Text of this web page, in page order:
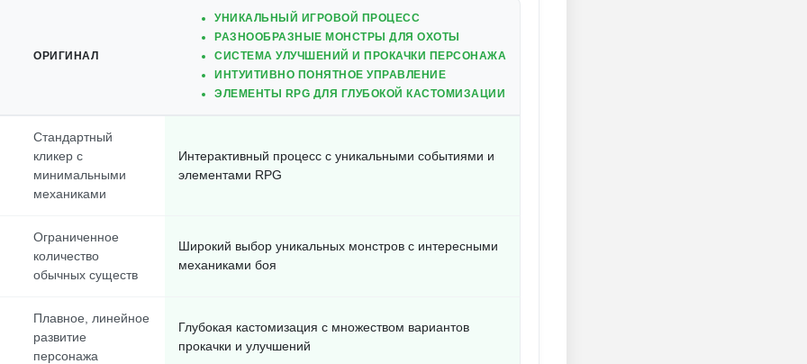
ОРИГИНАЛ
УНИКАЛЬНЫЙ ИГРОВОЙ ПРОЦЕСС
РАЗНООБРАЗНЫЕ МОНСТРЫ ДЛЯ ОХОТЫ
СИСТЕМА УЛУЧШЕНИЙ И ПРОКАЧКИ ПЕРСОНАЖА
ИНТУИТИВНО ПОНЯТНОЕ УПРАВЛЕНИЕ
ЭЛЕМЕНТЫ RPG ДЛЯ ГЛУБОКОЙ КАСТОМИЗАЦИИ
Стандартный
кликер с
минимальными
механиками
Интерактивный процесс с уникальными событиями и
элементами RPG
Ограниченное
количество
обычных существ
Широкий выбор уникальных монстров с интересными
механиками боя
Плавное, линейное
развитие
персонажа
Глубокая кастомизация с множеством вариантов
прокачки и улучшений